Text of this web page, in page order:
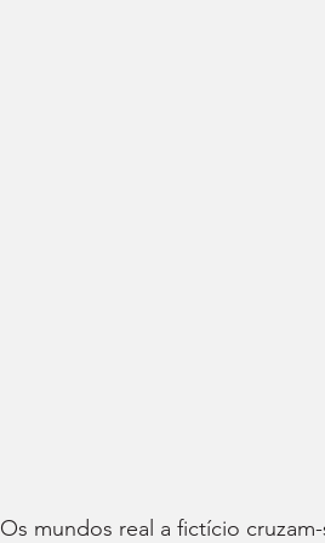
Os mundos real a fictício